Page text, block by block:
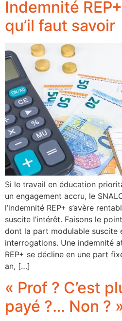
Indemnité
qu’il faut savoir
Si le travail en éducation
un engagement accru, le
l’indemnité REP+ s’avère
suscite l’intérêt. Faisons le
dont la part modulable suscite
interrogations. Une indemnité
REP+ se décline en une part
an, […]
« Prof ? C’est
payé ?… Non ?